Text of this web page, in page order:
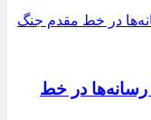
رسانه‌ها در خط